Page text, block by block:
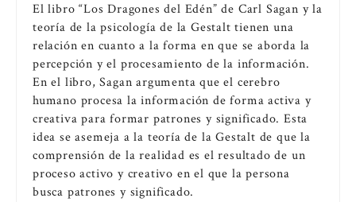
El libro “Los Dragones del Edén” de Carl Sagan y la
teoría de la psicología de la Gestalt tienen una
relación en cuanto a la forma en que se aborda la
percepción y el procesamiento de la información.
En el libro, Sagan argumenta que el cerebro
humano procesa la información de forma activa y
creativa para formar patrones y significado. Esta
idea se asemeja a la teoría de la Gestalt de que la
comprensión de la realidad es el resultado de un
proceso activo y creativo en el que la persona
busca patrones y significado.